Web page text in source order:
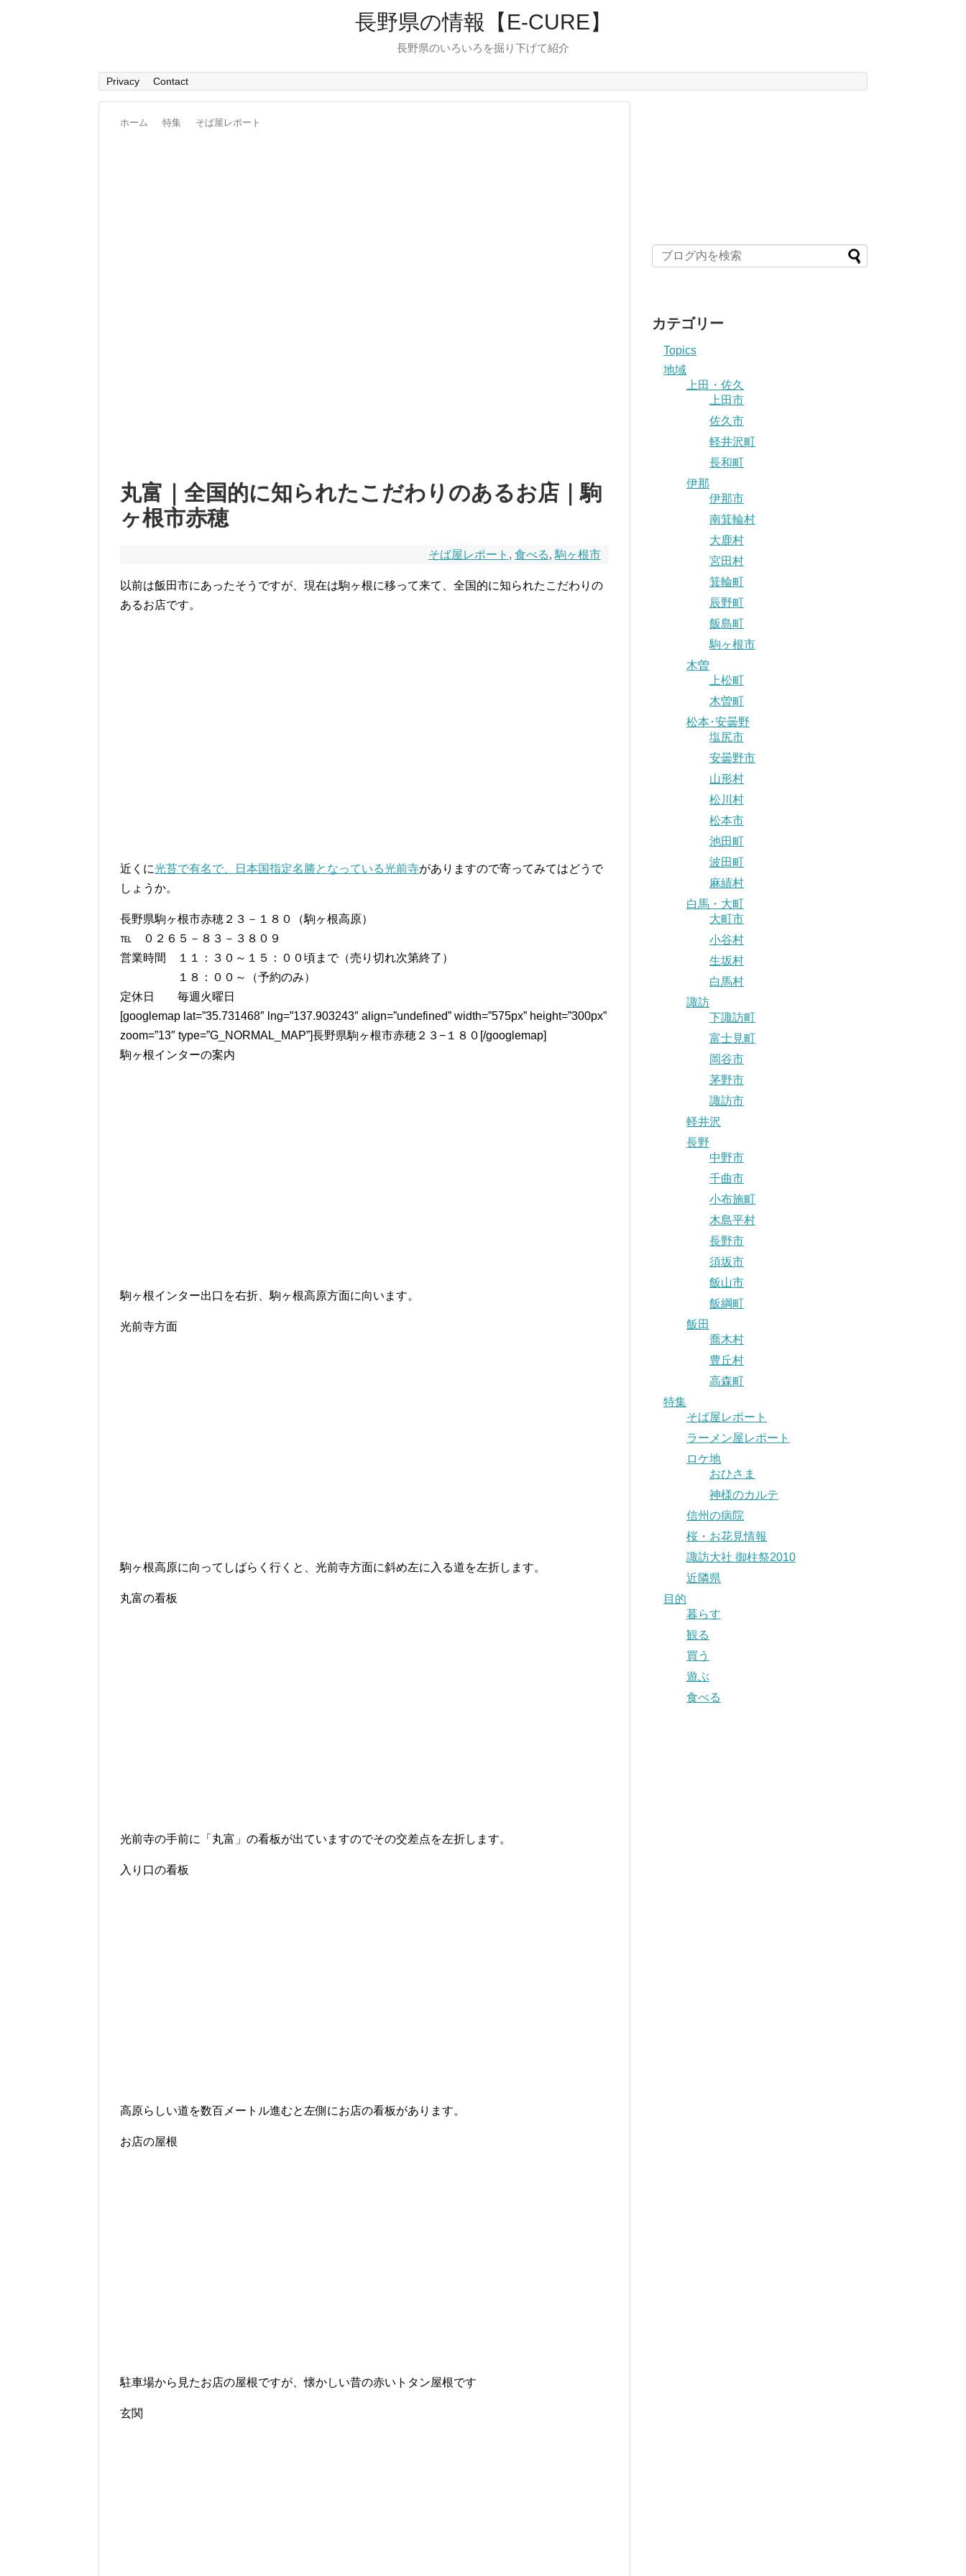
長野県の情報【E-CURE】
長野県のいろいろを掘り下げて紹介
Privacy Contact
ホーム 特集 そば屋レポート
丸富｜全国的に知られたこだわりのあるお店｜駒
ヶ根市赤穂
そば屋レポート , 食べる, 駒ヶ根市
以前は飯田市にあったそうですが、現在は駒ヶ根に移って来て、全国的に知られたこだわりの
あるお店です。
近くに光苔で有名で、日本国指定名勝となっている光前寺がありますので寄ってみてはどうで
しょうか。
長野県駒ヶ根市赤穂２３－１８０（駒ヶ根高原）
℡ ０２６５－８３－３８０９
営業時間 １１：３０～１５：００頃まで（売り切れ次第終了）
１８：００～（予約のみ）
定休日 毎週火曜日
[googlemap lat=”35.731468″ lng=”137.903243″ align=”undefined” width=”575px” height=”300px”
zoom=”13″ type=”G_NORMAL_MAP”]長野県駒ヶ根市赤穂２３−１８０[/googlemap]
駒ヶ根インターの案内
駒ヶ根インター出口を右折、駒ヶ根高原方面に向います。
光前寺方面
駒ヶ根高原に向ってしばらく行くと、光前寺方面に斜め左に入る道を左折します。
丸富の看板
光前寺の手前に「丸富」の看板が出ていますのでその交差点を左折します。
入り口の看板
高原らしい道を数百メートル進むと左側にお店の看板があります。
お店の屋根
駐車場から見たお店の屋根ですが、懐かしい昔の赤いトタン屋根です
玄関
カテゴリー
Topics
地域
上田・佐久
上田市
佐久市
軽井沢町
長和町
伊那
伊那市
南箕輪村
大鹿村
宮田村
箕輪町
辰野町
飯島町
駒ヶ根市
木曽
上松町
木曽町
松本･安曇野
塩尻市
安曇野市
山形村
松川村
松本市
池田町
波田町
麻績村
白馬・大町
大町市
小谷村
生坂村
白馬村
諏訪
下諏訪町
富士見町
岡谷市
茅野市
諏訪市
軽井沢
長野
中野市
千曲市
小布施町
木島平村
長野市
須坂市
飯山市
飯綱町
飯田
喬木村
豊丘村
高森町
特集
そば屋レポート
ラーメン屋レポート
ロケ地
おひさま
神様のカルテ
信州の病院
桜・お花見情報
諏訪大社 御柱祭2010
近隣県
目的
暮らす
観る
買う
遊ぶ
食べる